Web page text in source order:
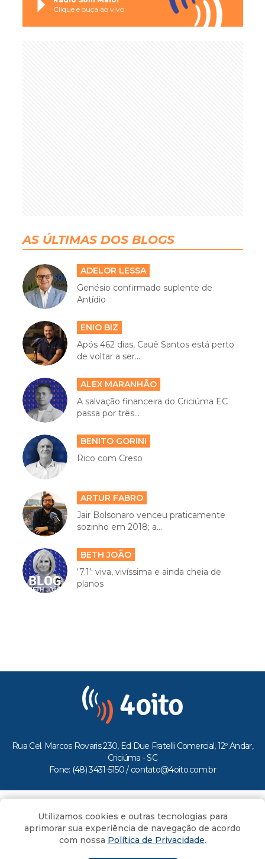
Clique e ouça ao vivo
AS ÚLTIMAS DOS BLOGS
ADELOR LESSA
Genésio confirmado suplente de
Antídio
ENIO BIZ
Após 462 dias, Cauê Santos está perto
de voltar a ser...
ALEX MARANHÃO
A salvação financeira do Criciúma EC
passa por três...
BENITO GORINI
Rico com Creso
ARTUR FABRO
Jair Bolsonaro venceu praticamente
sozinho em 2018; a...
BETH JOÃO
‘7.1’: viva, vivíssima e ainda cheia de
planos
Rua Cel. Marcos Rovaris 230, Ed Due Fratelli Comercial, 12º Andar,
Criciúma - SC
Fone: (48) 3431-5150 / contato@4oito.com.br
Todos os direitos reservados ao Portal 4oito
Utilizamos cookies e outras tecnologias para
aprimorar sua experiência de navegação de acordo
com nossa Política de Privacidade.